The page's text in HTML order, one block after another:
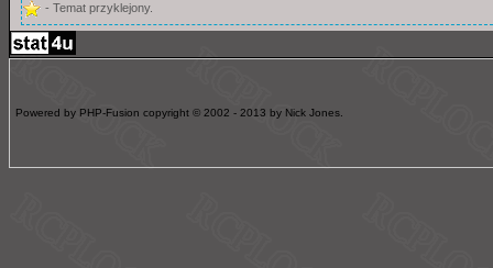
- Temat przyklejony.
Powered by PHP-Fusion copyright © 2002 - 2013 by Nick Jones.